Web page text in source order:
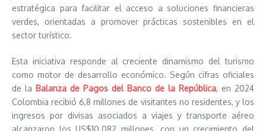
estratégica para facilitar el acceso a soluciones financieras
verdes, orientadas a promover prácticas sostenibles en el
sector turístico.
Esta iniciativa responde al creciente dinamismo del turismo
como motor de desarrollo económico. Según cifras oficiales
de la Balanza de Pagos del Banco de la República, en 2024
Colombia recibió 6,8 millones de visitantes no residentes, y los
ingresos por divisas asociados a viajes y transporte aéreo
alcanzaron los US$10.082 millones, con un crecimiento del